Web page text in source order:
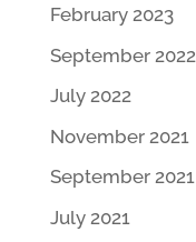
February 2023
September 2022
July 2022
November 2021
September 2021
July 2021